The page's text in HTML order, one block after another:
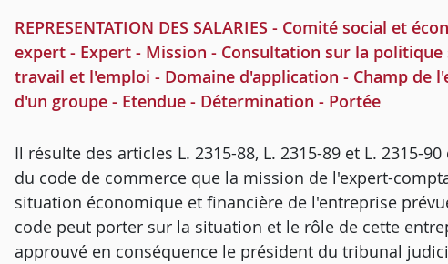
REPRESENTATION DES SALARIES - Comité social et
expert - Expert - Mission - Consultation sur la
travail et l'emploi - Domaine d'application - Champ de
d'un groupe - Etendue - Détermination - Portée
Il résulte des articles L. 2315-88, L. 2315-89 et L. 2315-
du code de commerce que la mission de l'expert-
situation économique et financière de l'entreprise
code peut porter sur la situation et le rôle de cette
approuvé en conséquence le président du tribunal